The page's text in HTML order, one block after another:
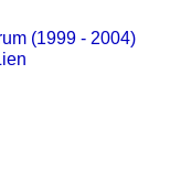
(1999 - 2004)